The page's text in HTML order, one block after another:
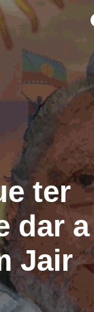
ter
dar a
Jair